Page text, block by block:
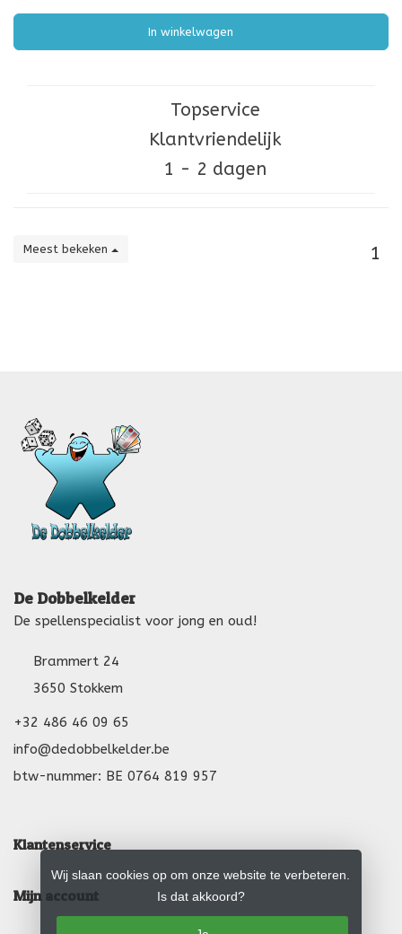
In winkelwagen
Topservice
Klantvriendelijk
1 - 2 dagen
Meest bekeken 1
De Dobbelkelder
De spellenspecialist voor jong en oud!
Brammert 24
3650 Stokkem
+32 486 46 09 65
info@dedobbelkelder.be
btw-nummer: BE 0764 819 957
Klantenservice
Mijn account
Wij slaan cookies op om onze website te verbeteren.
Is dat akkoord?